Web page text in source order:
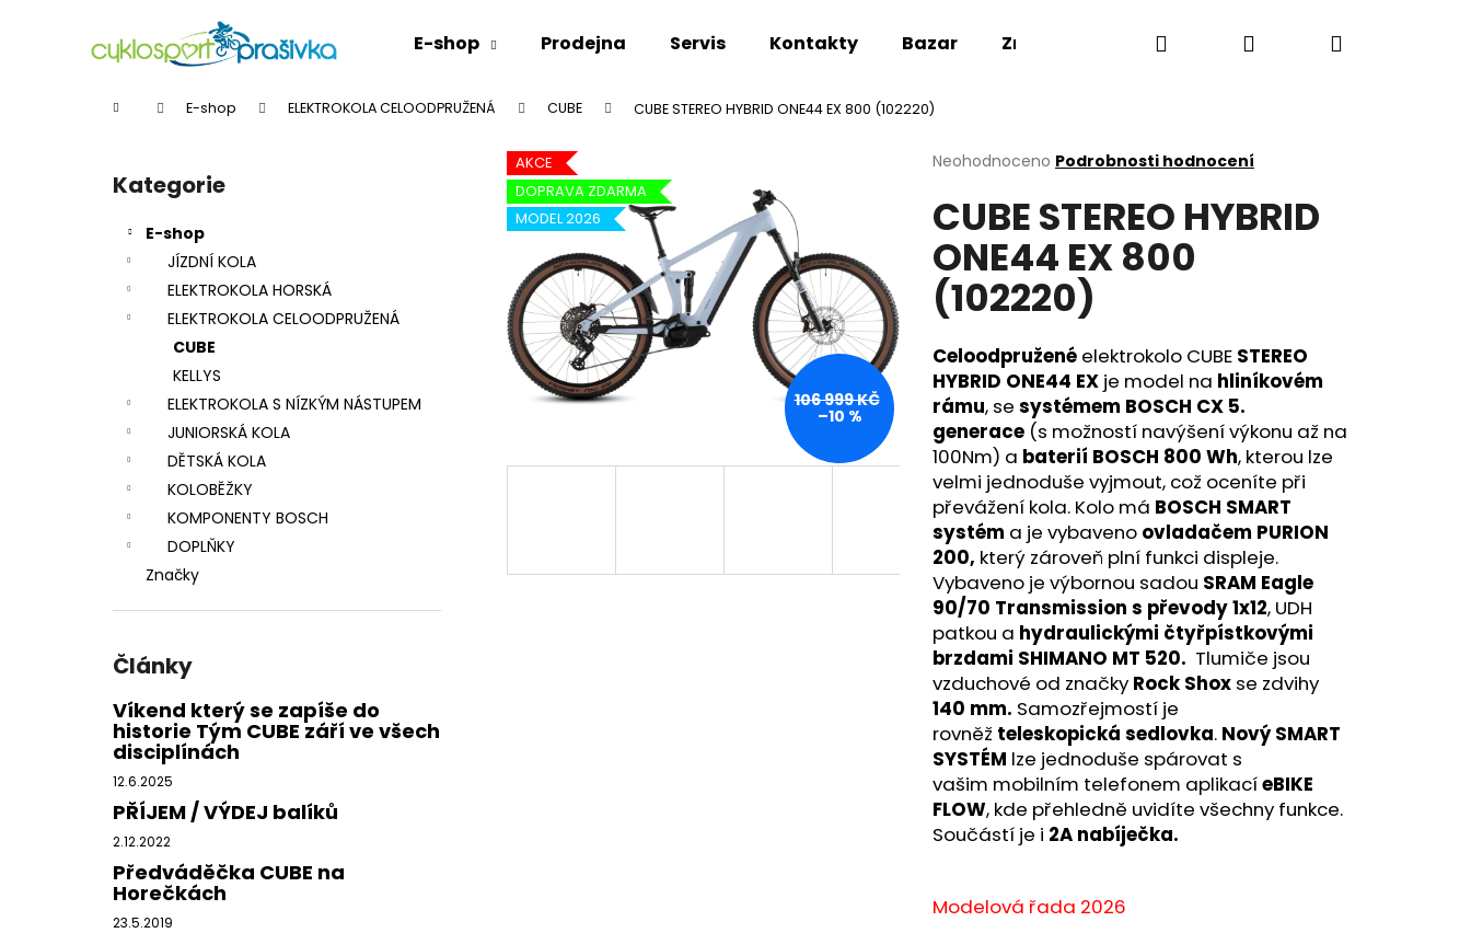
E-shop Prodejna Servis Kontakty Bazar Značky Hledat PřihlášeníNákupní
Domů E-shop ELEKTROKOLA CELOODPRUŽENÁ CUBE CUBE STEREO HYBRID ONE44 EX 800 (102220)
Přeskočit
kategorie
Kategorie
E-shop
JÍZDNÍ KOLA
ELEKTROKOLA HORSKÁ
ELEKTROKOLA CELOODPRUŽENÁ
CUBE
KELLYS
ELEKTROKOLA S NÍZKÝM NÁSTUPEM
JUNIORSKÁ KOLA
DĚTSKÁ KOLA
KOLOBĚŽKY
KOMPONENTY BOSCH
DOPLŇKY
Značky
Články
Víkend který se zapíše do
historie Tým CUBE září ve všech
disciplínách
12.6.2025
PŘÍJEM / VÝDEJ balíků
2.12.2022
Předváděčka CUBE na
Horečkách
23.5.2019
Průměrné
produktu
je
0,0
z
5
hvězdiček.
Neohodnoceno Podrobnosti hodnocení
CUBE STEREO HYBRID
ONE44 EX 800
(102220)
Celoodpružené elektrokolo CUBE STEREO
HYBRID ONE44 EX je model na hliníkovém
rámu, se systémem BOSCH CX 5.
generace (s možností navýšení výkonu až na
100Nm) a baterií BOSCH 800 Wh, kterou lze
velmi jednoduše vyjmout, což oceníte při
převážení kola. Kolo má BOSCH SMART
systém a je vybaveno ovladačem PURION
200, který zároveň plní funkci displeje.
Vybaveno je výbornou sadou SRAM Eagle
90/70 Transmission s převody 1x12, UDH
patkou a hydraulickými čtyřpístkovými
brzdami SHIMANO MT 520. Tlumiče jsou
vzduchové od značky Rock Shox se zdvihy
140 mm. Samozřejmostí je
rovněž teleskopická sedlovka. Nový SMART
SYSTÉM lze jednoduše spárovat s
vašim mobilním telefonem aplikacíeBIKE
FLOW, kde přehledně uvidíte všechny funkce.
Součástí je i 2A nabíječka.
Modelová řada 2026
AKCE
DOPRAVA ZDARMA
MODEL 2026
106 999 KČ
–10 %
Zpět
Zpět
Co potřebujete najít?
Doporučujeme